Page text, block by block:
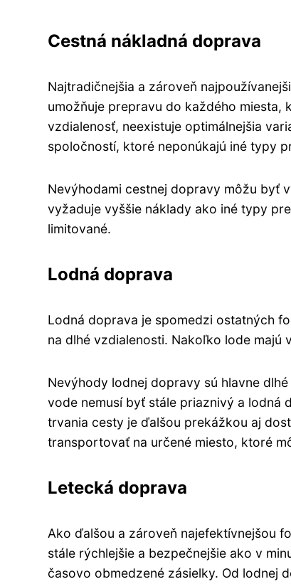
Cestná nákladná doprava
Najtradičnejšia a zároveň
umožňuje prepravu do každého miesta,
vzdialenosť, neexistuje optimálnejšia
spoločností, ktoré neponúkajú iné typy
Nevýhodami cestnej dopravy môžu byť
vyžaduje vyššie náklady ako iné typy
limitované.
Lodná doprava
Lodná doprava je spomedzi ostatných
na dlhé vzdialenosti. Nakoľko lode
Nevýhody lodnej dopravy sú hlavne
vode nemusí byť stále priaznivý a lodná
trvania cesty je ďalšou prekážkou aj
transportovať na určené miesto, ktoré
Letecká doprava
Ako ďalšou a zároveň najefektívnejšou
stále rýchlejšie a bezpečnejšie ako v
časovo obmedzené zásielky. Od lodnej